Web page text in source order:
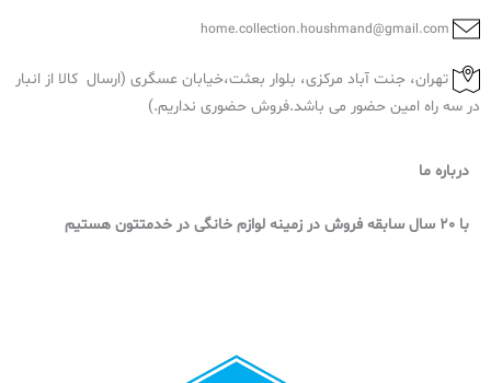
تهران، جنت آباد مرکزی، بلوار بعثت،خیابان عسگری (ارسال کالا از انبار
در سه راه امین حضور می باشد.فروش حضوری نداریم.)
درباره ما
با 20 سال سابقه فروش در زمینه لوازم خانگی در خدمتتون هستیم